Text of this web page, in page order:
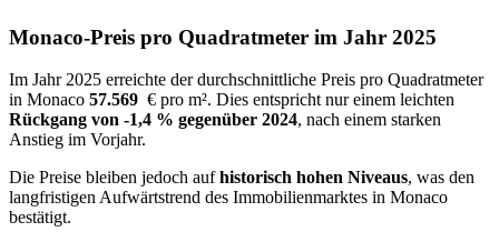
Monaco-Preis pro Quadratmeter im Jahr 2025
Im Jahr 2025 erreichte der durchschnittliche Preis pro Quadratmeter
in Monaco 57.569 € pro m². Dies entspricht nur einem leichten
Rückgang von -1,4 % gegenüber 2024, nach einem starken
Anstieg im Vorjahr.
Die Preise bleiben jedoch aufhistorisch hohen Niveaus, was den
langfristigen Aufwärtstrend des Immobilienmarktes in Monaco
bestätigt.